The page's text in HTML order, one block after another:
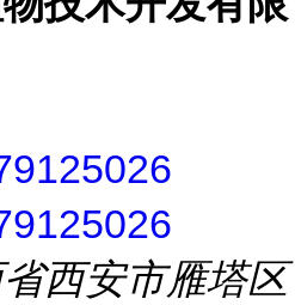
西安市雁塔区